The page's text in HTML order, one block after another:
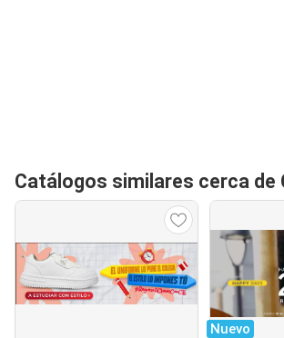
Catálogos similares cerca de
Nuevo